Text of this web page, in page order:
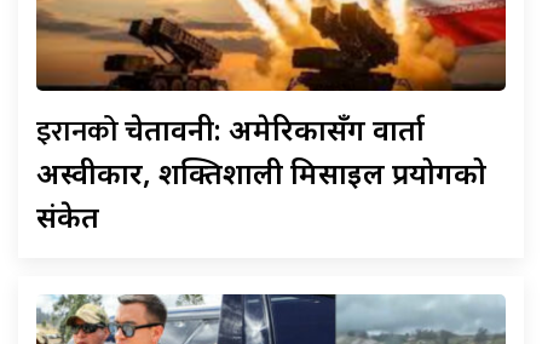
इरानकोचेतावनी: अमेरिकासँग वार्ता
अस्वीकार, शक्तिशाली मिसाइल प्रयोगको
संकेत